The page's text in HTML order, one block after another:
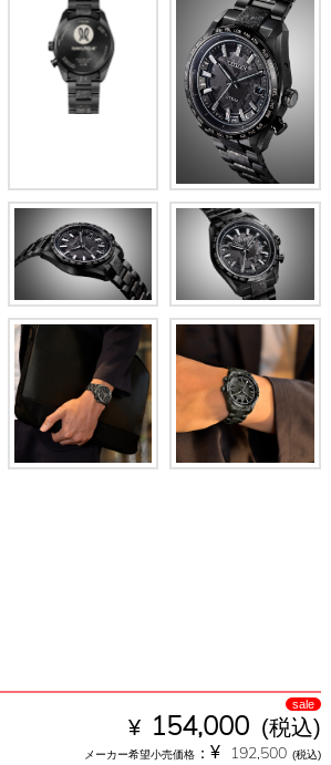
sale
¥ 154,000 (税込)
メーカー希望小売価格 ：¥ 192,500 (税込)